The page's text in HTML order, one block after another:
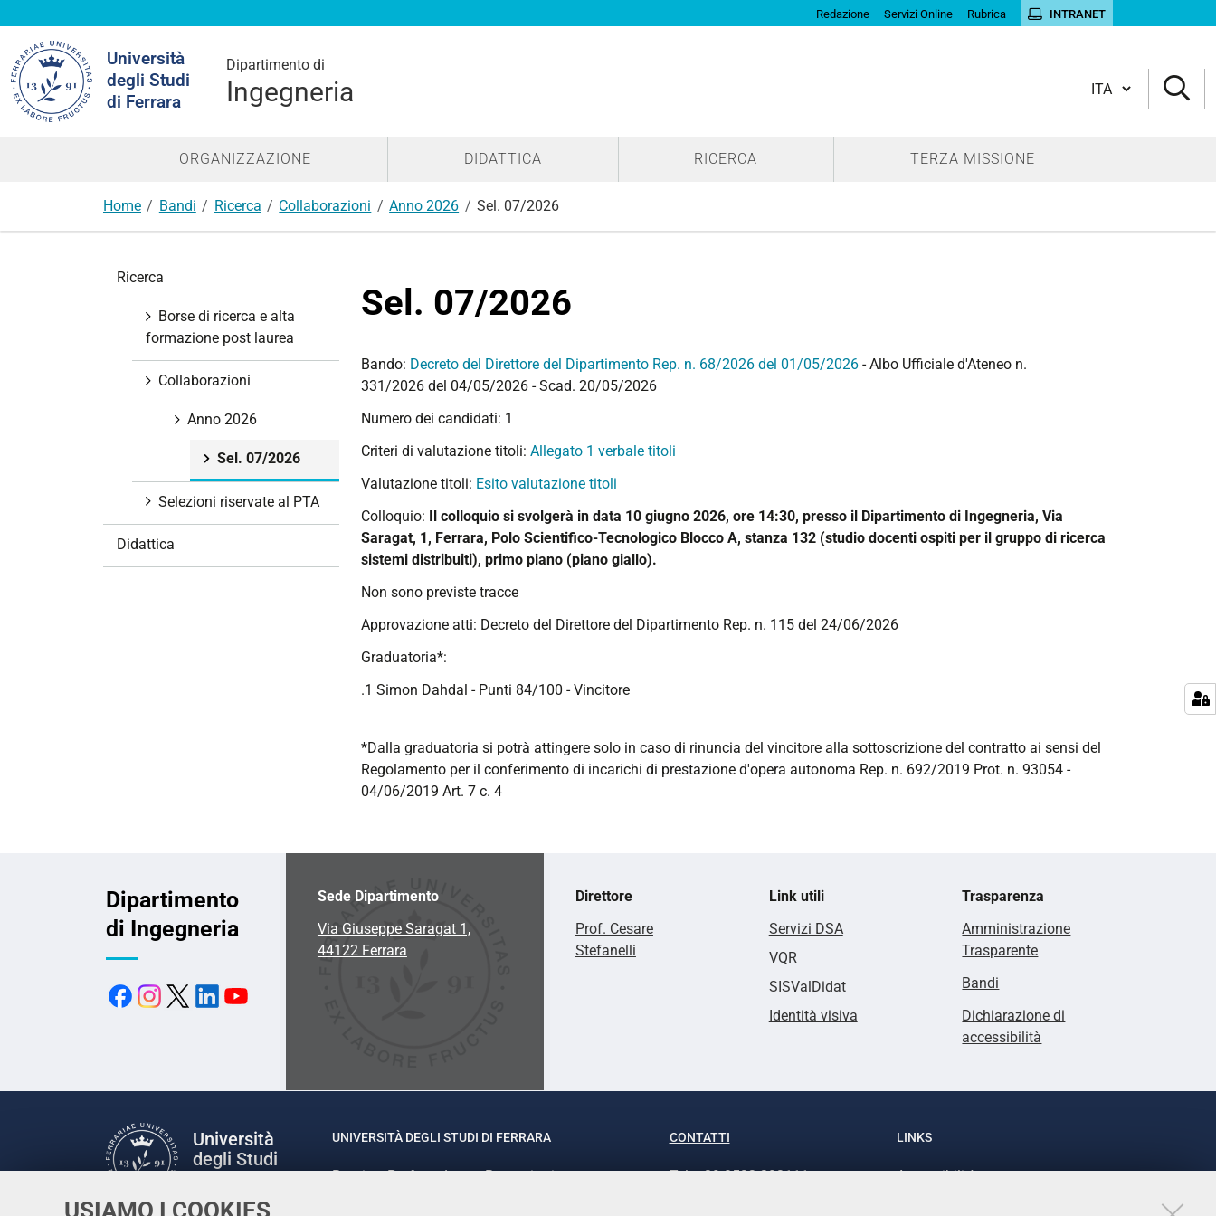
USIAMO I COOKIES
Redazione Servizi Online Rubrica INTRANET
Università
degli Studi
di Ferrara
Dipartimento di
Ingegneria
nel
sito
Cambia lingua
ORGANIZZAZIONE DIDATTICA RICERCA TERZA MISSIONE
Home Bandi Ricerca Collaborazioni Anno 2026 Sel. 07/2026
Sel. 07/2026
Bando: Decreto del Direttore del Dipartimento Rep. n. 68/2026 del 01/05/2026 - Albo Ufficiale d'Ateneo n.
331/2026 del 04/05/2026 - Scad. 20/05/2026
Numero dei candidati: 1
Criteri di valutazione titoli: Allegato 1 verbale titoli
Valutazione titoli: Esito valutazione titoli
Colloquio: Il colloquio si svolgerà in data 10 giugno 2026, ore 14:30, presso il Dipartimento di Ingegneria, Via
Saragat, 1, Ferrara, Polo Scientifico-Tecnologico Blocco A, stanza 132 (studio docenti ospiti per il gruppo di ricerca
sistemi distribuiti), primo piano (piano giallo).
Non sono previste tracce
Approvazione atti: Decreto del Direttore del Dipartimento Rep. n. 115 del 24/06/2026
Graduatoria*:
.1 Simon Dahdal - Punti 84/100 - Vincitore
*Dalla graduatoria si potrà attingere solo in caso di rinuncia del vincitore alla sottoscrizione del contratto ai sensi del
Regolamento per il conferimento di incarichi di prestazione d'opera autonoma Rep. n. 692/2019 Prot. n. 93054 -
04/06/2019 Art. 7 c. 4
Ricerca
Borse di ricerca e alta
formazione post laurea
Collaborazioni
Anno 2026
Sel. 07/2026
Selezioni riservate al PTA
Didattica
Dipartimento
di Ingegneria
Sede Dipartimento
Via Giuseppe Saragat 1,
44122 Ferrara
Direttore
Prof. Cesare
Stefanelli
Link utili
Servizi DSA
VQR
SISValDidat
Identità visiva
Trasparenza
Amministrazione
Trasparente
Bandi
Dichiarazione di
accessibilità
Università
degli Studi
UNIVERSITÀ DEGLI STUDI DI FERRARA
Rettrice: Prof.ssa Laura Ramaciotti
CONTATTI
Tel. +39 0532 293111
LINKS
Accessibilità